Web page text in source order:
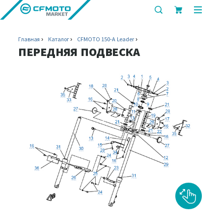
показать
Главная Каталог CFMOTO 150-A Leader
ПЕРЕДНЯЯ ПОДВЕСКА